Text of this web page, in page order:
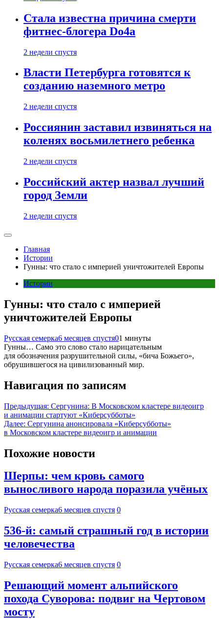
Стала известна причина смерти
фитнес-блогера Do4а
2 недели спустя
Власти Петербурга готовятся к
созданию наземного метро
2 недели спустя
Россиянин заставил извиняться на
коленях восьмилетнего ребенка
2 недели спустя
Российский актер назвал лучший
город Земли
2 недели спустя
Главная
Истории
Гунны: что стало с империей уничтожителей Европы
Истории
Гунны: что стало с империей
уничтожителей Европы
Русская семерка6 месяцев спустя01 минуты
Гунны… Само это слово стало нарицательным
для обозначения разрушительной силы, «бича Божьего»,
обрушившегося на цивилизованный мир.
Навигация по записям
Предыдущая: Сергунина: В Московском кластере видеоигр
и анимации стартуют «Киберсубботы»
Далее: Сергунина анонсировала «Киберсубботы»
в Московском кластере видеоигр и анимации
Похожие новости
Шерпы: чем кровь самого
выносливого народа поразила учёных
Русская семерка6 месяцев спустя 0
536-й: самый страшный год в истории
человечества
Русская семерка6 месяцев спустя 0
Решающий момент альпийского
похода Суворова: подвиг на Чертовом
мосту